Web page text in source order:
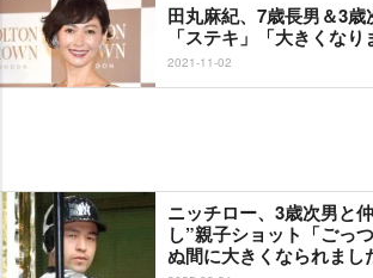
田丸麻紀、7歳長男＆3
「ステキ」「大きくなり
2021-11-02
ニッチロー、3歳次男と
し”親子ショット「ごっ
ぬ間に大きくなられまし